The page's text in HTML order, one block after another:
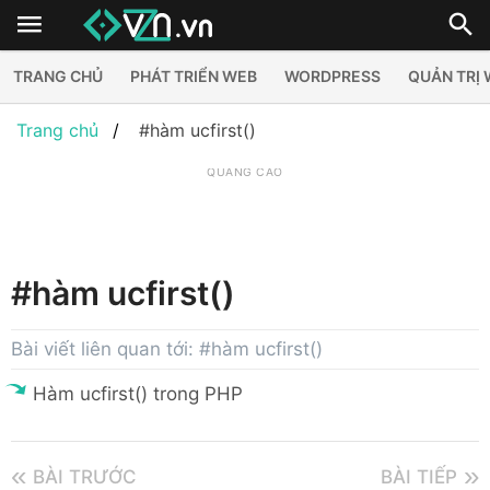
TRANG CHỦ PHÁT TRIỂN WEB WORDPRESS QUẢN TRỊ
Trang chủ #hàm ucfirst()
QUẢNG CÁO
#hàm ucfirst()
Bài viết liên quan tới: #hàm ucfirst()
Hàm ucfirst() trong PHP
BÀI TRƯỚC BÀI TIẾP